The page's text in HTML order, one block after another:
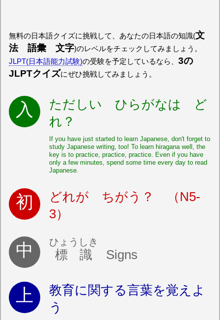
無料の日本語クイズに挑戦して、あなたの日本語の知識(文
法 語彙 文字)のレベルをチェックしてみましょう。
JLPT(日本語能力試験)の受験を予定しているなら、 3の
JLPTクイズにぜひ挑戦してみましょう。
ただしい ひらがなは ど
れ？
If you have just started to learn Japanese, don't forget to
study Japanese writing, too! To learn hiragana well, the
key is to practice, practice, practice. Even if you have
only a few minutes, spend some time every day to read
Japanese.
どれが ちがう？ （N5-
3）
標識
ひょうしき
Signs
教育に関する言葉を覚えよ
う